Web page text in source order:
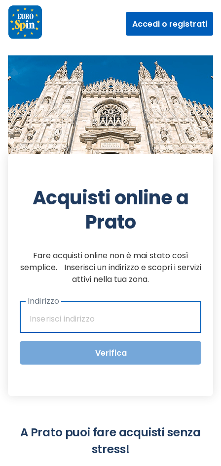
Accedi o registrati
Acquisti online a
Prato
Fare acquisti online non è mai stato così
semplice. Inserisci un indirizzo e scopri i servizi
attivi nella tua zona.
Indirizzo
Verifica
A Prato puoi fare acquisti senza
stress!